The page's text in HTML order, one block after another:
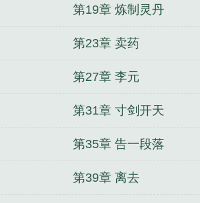
第19章 炼制灵丹
第23章 卖药
第27章 李元
第31章 寸剑开天
第35章 告一段落
第39章 离去